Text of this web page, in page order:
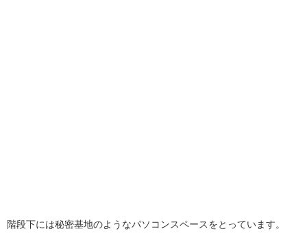
階段下には秘密基地のようなパソコンスペースをとっています。